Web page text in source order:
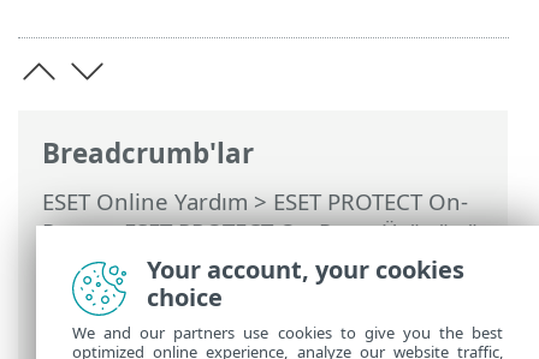
Breadcrumb'lar
ESET Online Yardım > ESET PROTECT On-
Prem>ESET PROTECT On-Prem Ürününü
Kullanma
>ESET PROTECT On-Prem Ana
Menü> Raporlar> Yeni bir rapor şablonu
oluşturma
Your account, your cookies
choice
We and our partners use cookies to give you the best
optimized online experience, analyze our website traffic,